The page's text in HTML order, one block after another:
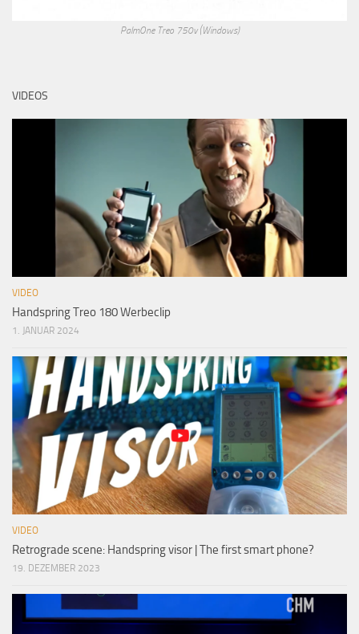
PalmOne Treo 750v (Windows)
VIDEOS
VIDEO
Handspring Treo 180 Werbeclip
1. JANUAR 2024
VIDEO
Retrograde scene: Handspring visor | The first smart phone?
19. DEZEMBER 2023